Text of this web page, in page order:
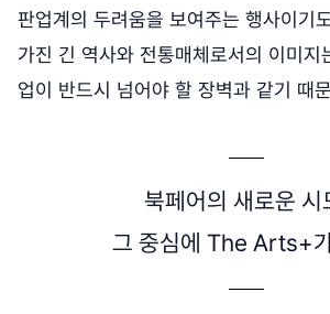
판업계의 두려움을 보여주는 행사이기
가진 긴 역사와 전통매체로서의 이미지
업이 반드시 넘어야 할 장벽과 같기 때
북페어의 새로운 시
그 중심에 The Arts+